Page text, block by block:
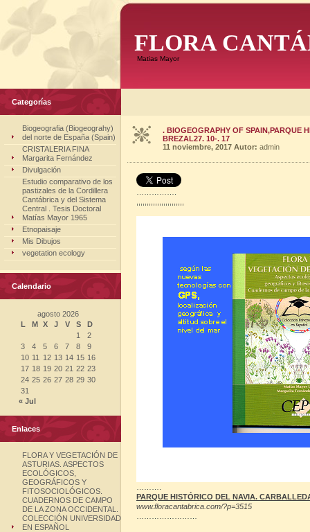
FLORA
Matias Mayor
Categorías
Biogeografia (Biogeograhy)
del norte de España (Spain)
CRISTALERIA FINA
Margarita Fernández
Divulgación
Estudio comparativo de los
pastizales de la Cordillera
Cantábrica y del Sistema
Central . Tesis Doctoral
Matías Mayor 1965
Etnopaisaje
Mis Dibujos
vegetation ecology
Calendario
agosto 2026
L
M X J V S
D
1
2
3
4 5 6 7 8
9
10 11 12 13 14 15 16
17 18 19 20 21 22 23
24 25 26 27 28 29 30
31
« Jul
Enlaces
FLORA Y VEGETACIÓN DE
ASTURIAS. ASPECTOS
ECOLÓGICOS,
GEOGRÁFICOS Y
FITOSOCIOLÓGICOS.
CUADERNOS DE CAMPO
DE LA ZONA OCCIDENTAL.
COLECCIÓN UNIVERSIDAD
EN ESPAÑOL
. BIOGEOGRAPHY OF SPAIN,PARQUE
BREZAL27. 10-. 17
11 noviembre, 2017 Autor: admin
PARQUE HISTÓRICO DEL NAVIA.
www.floracantabrica.com/?p=3515